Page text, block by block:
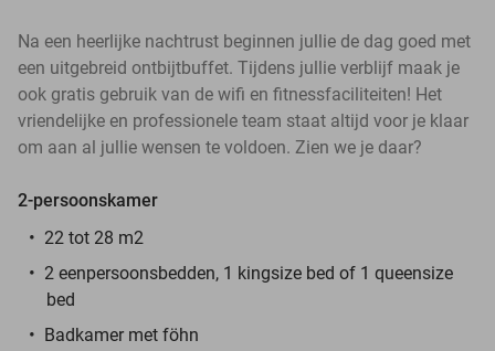
Na een heerlijke nachtrust beginnen jullie de dag goed met
een uitgebreid ontbijtbuffet. Tijdens jullie verblijf maak je
ook gratis gebruik van de wifi en fitnessfaciliteiten! Het
vriendelijke en professionele team staat altijd voor je klaar
om aan al jullie wensen te voldoen. Zien we je daar?
2-persoonskamer
22 tot 28 m2
2 eenpersoonsbedden, 1 kingsize bed of 1 queensize
bed
Badkamer met föhn